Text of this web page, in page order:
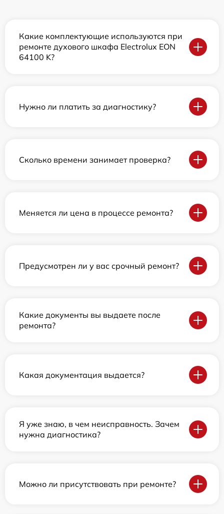
Какие комплектующие используются при
ремонте духового шкафа Electrolux EON
64100 K?
Нужно ли платить за диагностику?
Сколько времени занимает проверка?
Меняется ли цена в процессе ремонта?
Предусмотрен ли у вас срочный ремонт?
Какие документы вы выдаете после
ремонта?
Какая документация выдается?
Я уже знаю, в чем неисправность. Зачем
нужна диагностика?
Можно ли присутствовать при ремонте?